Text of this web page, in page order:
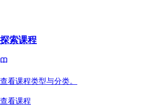
探索课程
查看课程类型与分类。
查看课程